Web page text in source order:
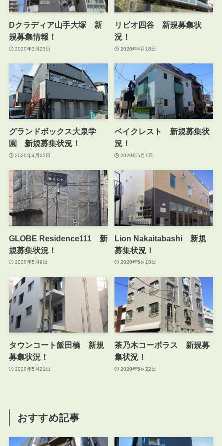
Dクラディア山手大塚 新
規募集情報！
2020年3月23日
リビオ四谷 新規募集状
況！
2020年4月18日
グランドボックス大泉学
園 新規募集状況！
2020年4月25日
ベイクレスト 新規募集状
況！
2020年5月1日
GLOBE Residence111 新
規募集状況！
2020年5月9日
Lion Nakaitabashi 新規
募集状況！
2020年5月18日
タウンコート飯田橋 新規
募集状況！
2020年5月21日
茶乃木コーポラス 新規募
集状況！
2020年5月22日
おすすめ記事